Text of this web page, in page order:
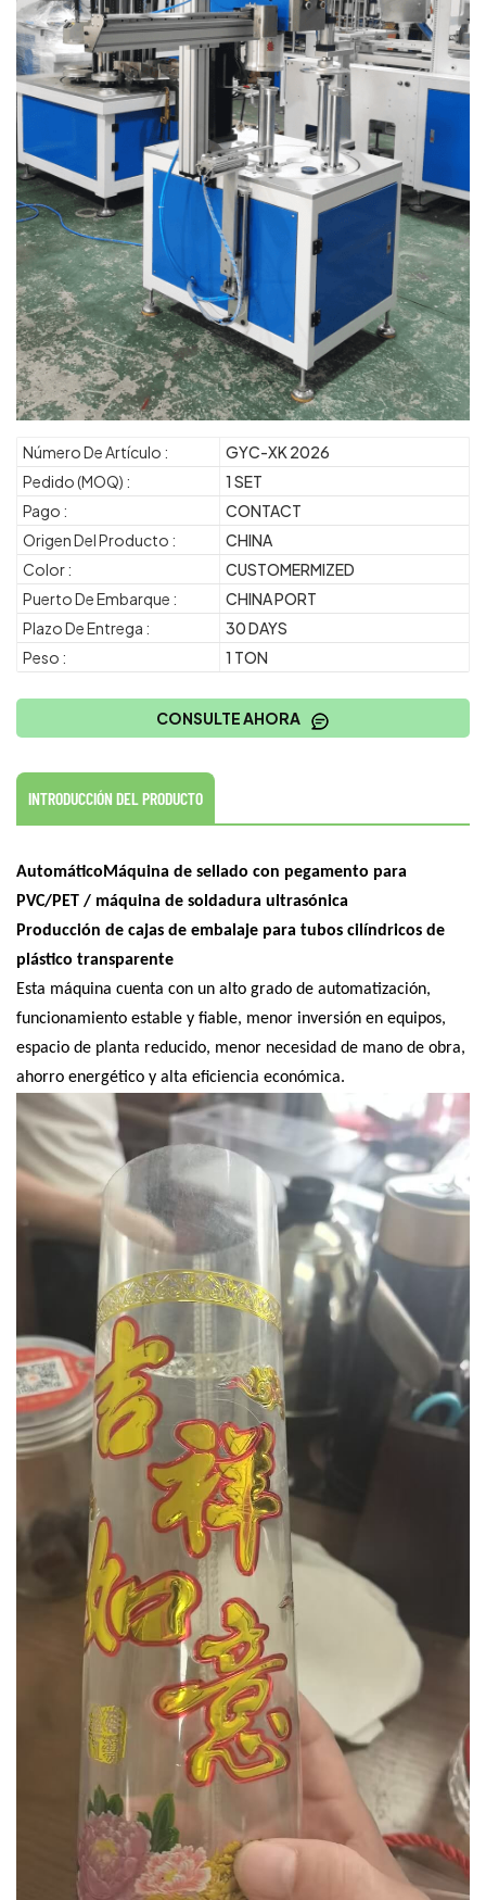
Número De Artículo :
GYC-XK 2026
Pedido (MOQ) :
1 SET
Pago :
CONTACT
Origen Del Producto :
CHINA
Color :
CUSTOMERMIZED
Puerto De Embarque :
CHINA PORT
Plazo De Entrega :
30 DAYS
Peso :
1 TON
CONSULTE AHORA
INTRODUCCIÓN DEL PRODUCTO
AutomáticoMáquina de sellado con pegamento para
PVC/PET / máquina de soldadura ultrasónica
Producción de cajas de embalaje para tubos cilíndricos de
plástico transparente
Esta máquina cuenta con un alto grado de automatización,
funcionamiento estable y fiable, menor inversión en equipos,
espacio de planta reducido, menor necesidad de mano de obra,
ahorro energético y alta eficiencia económica.